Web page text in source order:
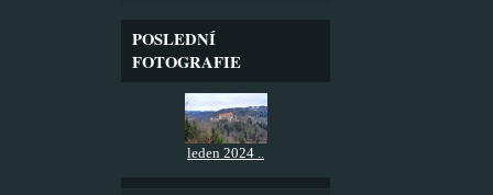
POSLEDNÍ
FOTOGRAFIE
leden 2024 ..